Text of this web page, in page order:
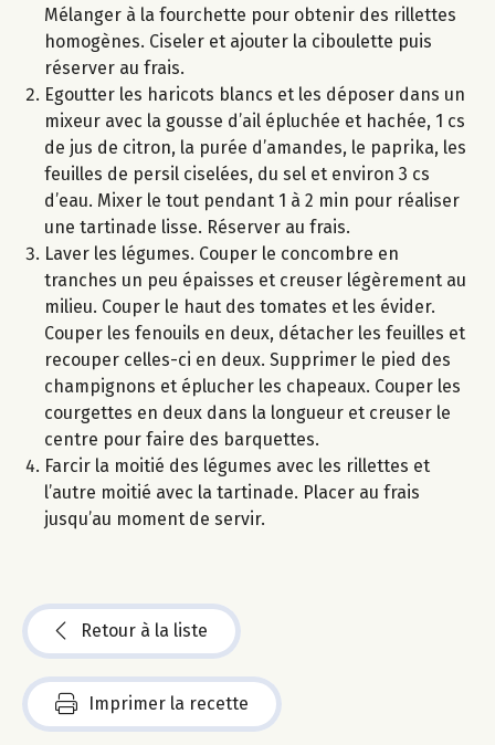
Mélanger à la fourchette pour obtenir des rillettes
homogènes. Ciseler et ajouter la ciboulette puis
réserver au frais.
Egoutter les haricots blancs et les déposer dans un
mixeur avec la gousse d’ail épluchée et hachée, 1 cs
de jus de citron, la purée d’amandes, le paprika, les
feuilles de persil ciselées, du sel et environ 3 cs
d’eau. Mixer le tout pendant 1 à 2 min pour réaliser
une tartinade lisse. Réserver au frais.
Laver les légumes. Couper le concombre en
tranches un peu épaisses et creuser légèrement au
milieu. Couper le haut des tomates et les évider.
Couper les fenouils en deux, détacher les feuilles et
recouper celles-ci en deux. Supprimer le pied des
champignons et éplucher les chapeaux. Couper les
courgettes en deux dans la longueur et creuser le
centre pour faire des barquettes.
Farcir la moitié des légumes avec les rillettes et
l’autre moitié avec la tartinade. Placer au frais
jusqu’au moment de servir.
Retour à la liste
Imprimer la recette